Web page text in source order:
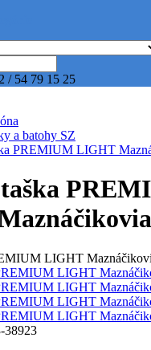
/ 54 79 15 25
a batohy SZ
PREMIUM LIGHT
LIGHT
38923